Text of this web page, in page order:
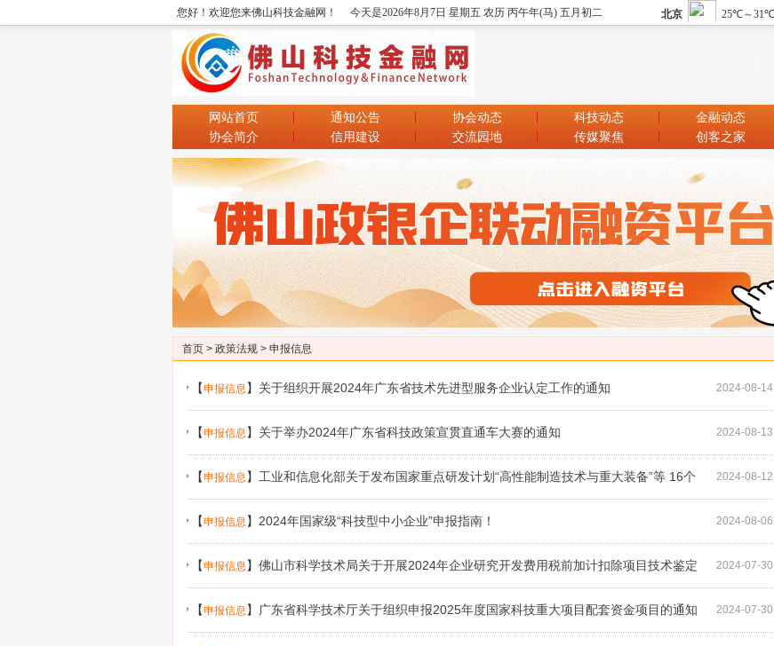
您好！欢迎您来佛山科技金融网！ 今天是2026年8月7日 星期五 农历 丙午年(马) 五月初二
网站首页 通知公告 协会动态 科技动态 金融动态
协会简介
信用建设 交流园地 传媒聚焦 创客之家
首页 > 政策法规 > 申报信息
2024-08-14
【申报信息 】 关于组织开展2024年广东省技术先进型服务企业认定工作的通知
2024-08-13
【申报信息 】 关于举办2024年广东省科技政策宣贯直通车大赛的通知
2024-08-12
【申报信息 】 工业和信息化部关于发布国家重点研发计划“高性能制造技术与重大装备”等 16个
重点专项2024年度项目申报指南的通知
2024-08-06
【申报信息 】 2024年国家级“科技型中小企业”申报指南！
2024-07-30
【申报信息 】 佛山市科学技术局关于开展2024年企业研究开发费用税前加计扣除项目技术鉴定
申报的通知
2024-07-30
【申报信息 】 广东省科学技术厅关于组织申报2025年度国家科技重大项目配套资金项目的通知